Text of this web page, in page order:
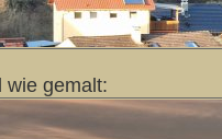
wie gemalt: